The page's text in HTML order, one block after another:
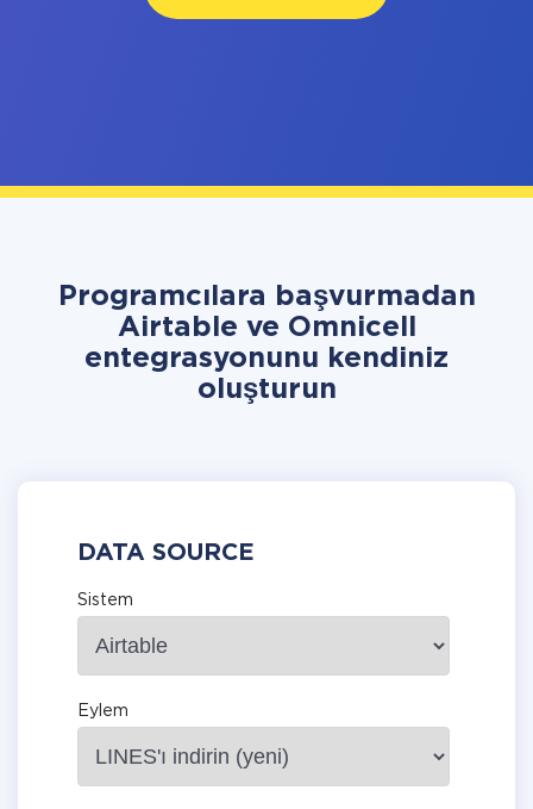
Programcılara başvurmadan
Airtable ve Omnicell
entegrasyonunu kendiniz
oluşturun
DATA SOURCE
Sistem
Eylem